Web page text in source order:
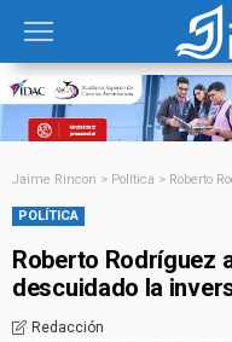
Jaime Rincon > Política > Roberto
POLÍTICA
Roberto Rodríguez
descuidado la
Redacción